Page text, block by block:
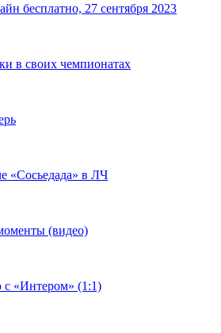
бесплатно, 27 сентября 2023
в своих чемпионатах
«Сосьедада» в ЛЧ
(видео)
с «Интером» (1:1)